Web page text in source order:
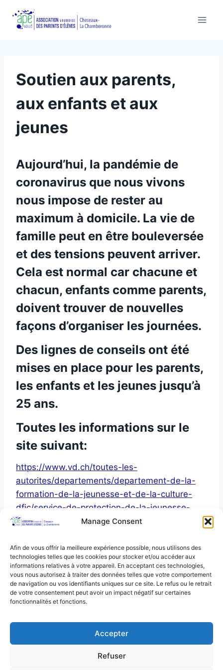
Manage Consent
Afin de vous offrir la meilleure expérience possible, nous utilisons des
technologies telles que les cookies pour stocker et/ou accéder aux
informations relatives à votre appareil. En acceptant ces technologies,
vous nous autorisez à traiter des données telles que votre comportement
de navigation ou vos identifiants uniques sur ce site. Le refus ou le retrait
de votre consentement peut avoir un impact négatif sur certaines
fonctionnalités et fonctions.
Accepter
Refuser
Soutien aux parents,
aux enfants et aux
jeunes
Aujourd’hui, la pandémie de
coronavirus que nous vivons
nous impose de rester au
maximum à domicile. La vie de
famille peut en être bouleversée
et des tensions peuvent arriver.
Cela est normal car chacune et
chacun, enfants comme parents,
doivent trouver de nouvelles
façons d’organiser les journées.
Des lignes de conseils ont été
mises en place pour les parents,
les enfants et les jeunes jusqu’à
25 ans.
Toutes les informations sur le
site suivant:
https://www.vd.ch/toutes-les-
autorites/departements/departement-de-la-
formation-de-la-jeunesse-et-de-la-culture-
dfjc/service-de-protection-de-la-jeunesse-
spj/soutien-aux-parents-aux-enfants-et-aux-
© 2026 APÉ de Cheseaux - la Chamberonne -